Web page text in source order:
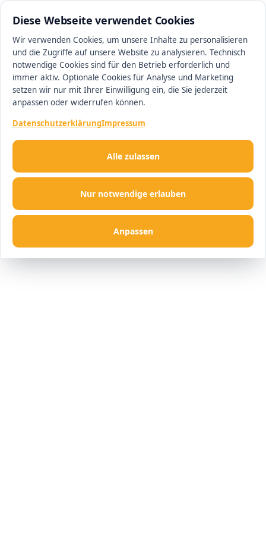
Diese Webseite verwendet Cookies
Wir verwenden Cookies, um unsere Inhalte zu personalisieren
und die Zugriffe auf unsere Website zu analysieren. Technisch
notwendige Cookies sind für den Betrieb erforderlich und
immer aktiv. Optionale Cookies für Analyse und Marketing
setzen wir nur mit Ihrer Einwilligung ein, die Sie jederzeit
anpassen oder widerrufen können.
DatenschutzerklärungImpressum
Nur notwendige erlauben
Anpassen
Alle zulassen